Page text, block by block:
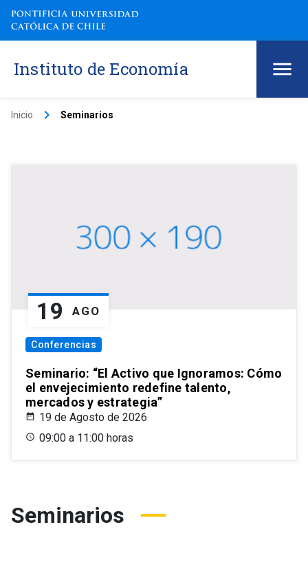
Instituto de Economía
Inicio keyboard_arrow_right Seminarios
19 AGO
Conferencias
Seminario: “El Activo que Ignoramos: Cómo
el envejecimiento redefine talento,
mercados y estrategia”
19 de Agosto de 2026
09:00 a 11:00 horas
Seminarios